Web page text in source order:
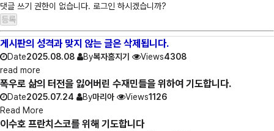
댓글 쓰기 권한이 없습니다. 로그인 하시겠습니까?
게시판의 성격과 맞지 않는 글은 삭제됩니다.
Date2025.08.08 By복자홈지기 Views4308
read more
폭우로 삶의 터전을 잃어버린 수재민들을 위하여 기도합니다.
Date2025.07.24 By마리아 Views1126
Read More
이수호 프란치스코를 위해 기도합니다